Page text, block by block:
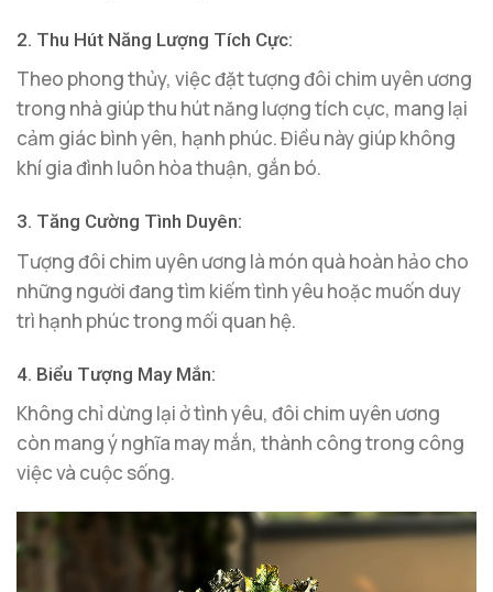
2. Thu Hút Năng Lượng Tích Cực:
Theo phong thủy, việc đặt tượng đôi chim uyên ương
trong nhà giúp thu hút năng lượng tích cực, mang lại
cảm giác bình yên, hạnh phúc. Điều này giúp không
khí gia đình luôn hòa thuận, gắn bó.
3. Tăng Cường Tình Duyên:
Tượng đôi chim uyên ương là món quà hoàn hảo cho
những người đang tìm kiếm tình yêu hoặc muốn duy
trì hạnh phúc trong mối quan hệ.
4. Biểu Tượng May Mắn:
Không chỉ dừng lại ở tình yêu, đôi chim uyên ương
còn mang ý nghĩa may mắn, thành công trong công
việc và cuộc sống.